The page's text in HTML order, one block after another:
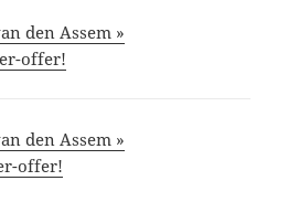
den Assem »
offer!
den Assem »
offer!